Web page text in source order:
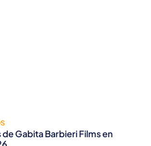
Gabita Barbieri Films en